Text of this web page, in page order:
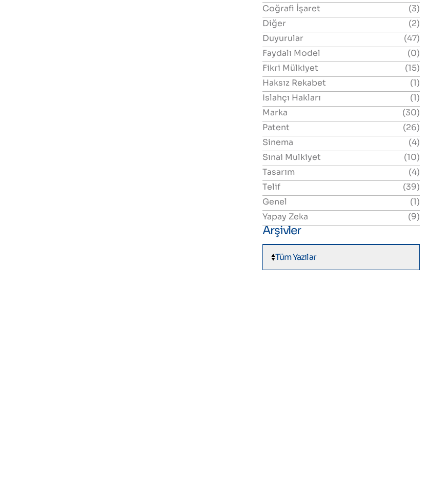
Coğrafi İşaret
(3)
Diğer
(2)
Duyurular
(47)
Faydalı Model
(0)
Fikri Mülkiyet
(15)
Haksız Rekabet
(1)
Islahçı Hakları
(1)
Marka
(30)
Patent
(26)
Sinema
(4)
Sınai Mulkiyet
(10)
Tasarım
(4)
Telif
(39)
Genel
(1)
Yapay Zeka
(9)
Arşivler
Tüm Yazılar